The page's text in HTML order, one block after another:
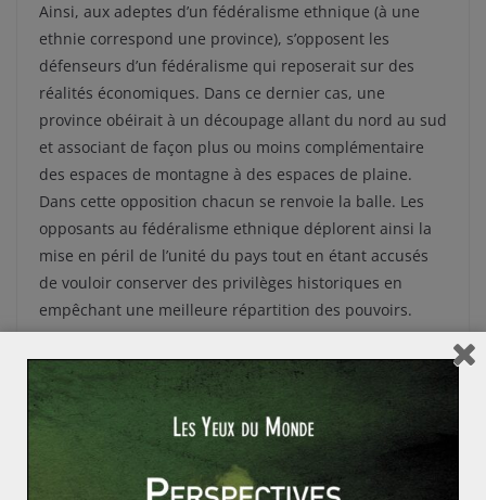
Ainsi, aux adeptes d’un fédéralisme ethnique (à une
ethnie correspond une province), s’opposent les
défenseurs d’un fédéralisme qui reposerait sur des
réalités économiques. Dans ce dernier cas, une
province obéirait à un découpage allant du nord au sud
et associant de façon plus ou moins complémentaire
des espaces de montagne à des espaces de plaine.
Dans cette opposition chacun se renvoie la balle. Les
opposants au fédéralisme ethnique déplorent ainsi la
mise en péril de l’unité du pays tout en étant accusés
de vouloir conserver des privilèges historiques en
empêchant une meilleure répartition des pouvoirs.
Sans présager de l’évolution future, il semble difficile
d’envisager un fédéralisme ethnique viable tant le
Népal s’apparente à un mille-feuilles dans la
répartition de ses populations. Les Madeshi, les Tharu,
les Sherpa, les Gurung ne sont que quelques unes de
la cinquantaine de minorités ethniques que compte le